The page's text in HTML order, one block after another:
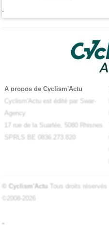
-
A propos de Cyclism'Actu
Cyclism'Actu est édité par Swar-
Agency
17 rue de la Suarlée, 5080 Rhisnes
SPRLS BE 0836.273.820
© Cyclism'Actu Tous droits réservés
©2008-2026
-